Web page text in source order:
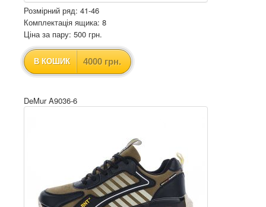
Розмірний ряд: 41-46
Комплектація ящика: 8
Ціна за пару: 500 грн.
В КОШИК 4000 грн.
DeMur A9036-6